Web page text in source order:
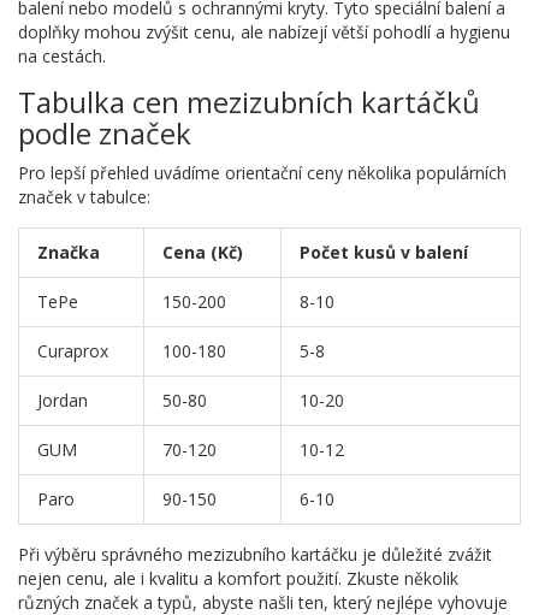
balení nebo modelů s ochrannými kryty. Tyto speciální balení a
doplňky mohou zvýšit cenu, ale nabízejí větší pohodlí a hygienu
na cestách.
Tabulka cen mezizubních kartáčků
podle značek
Pro lepší přehled uvádíme orientační ceny několika populárních
značek v tabulce:
Značka Cena (Kč) Počet kusů v balení
TePe 150-200 8-10
Curaprox 100-180 5-8
Jordan 50-80 10-20
GUM 70-120 10-12
Paro 90-150 6-10
Při výběru správného mezizubního kartáčku je důležité zvážit
nejen cenu, ale i kvalitu a komfort použití. Zkuste několik
různých značek a typů, abyste našli ten, který nejlépe vyhovuje